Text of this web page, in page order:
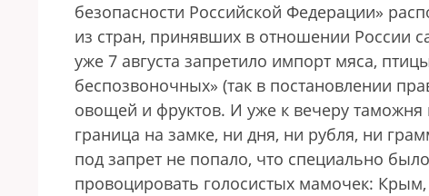
безопасности Российской Федерации»
из стран, принявших в отношении России
уже 7 августа запретило импорт мяса,
беспозвоночных» (так в постановлении
овощей и фруктов. И уже к вечеру таможня
граница на замке, ни дня, ни рубля, ни
под запрет не попало, что специально
провоцировать голосистых мамочек: